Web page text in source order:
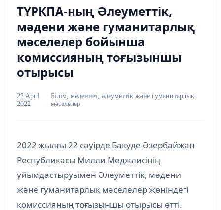
ТҮРКПА-ның Әлеуметтік,
мәдени және гуманитарлық
мәселелер бойынша
комиссияның тоғызыншы
отырысы
22 April
2022
Білім, мәдениет, әлеуметтік және гуманитарлық
мәселелер
2022 жылғы 22 сәуірде Бакуде Әзербайжан
Республикасы Милли Меджлисінің
ұйымдастыруымен Әлеуметтік, мәдени
және гуманитарлық мәселелер жөніндегі
комиссияның тоғызыншы отырысы өтті.